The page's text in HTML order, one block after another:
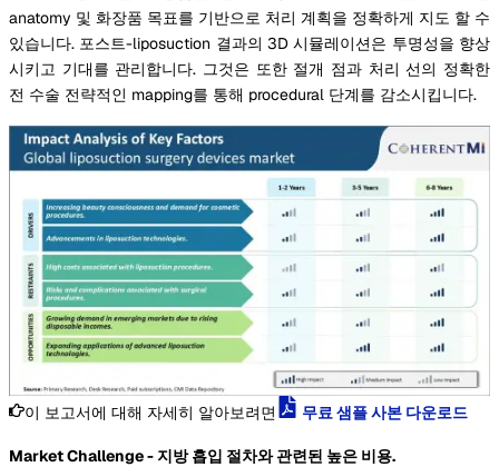
anatomy 및 화장품 목표를 기반으로 처리 계획을 정확하게 지도 할 수
있습니다. 포스트-liposuction 결과의 3D 시뮬레이션은 투명성을 향상
시키고 기대를 관리합니다. 그것은 또한 절개 점과 처리 선의 정확한
전 수술 전략적인 mapping를 통해 procedural 단계를 감소시킵니다.
이 보고서에 대해 자세히 알아보려면 무료 샘플 사본 다운로드
Market Challenge - 지방 흡입 절차와 관련된 높은 비용.